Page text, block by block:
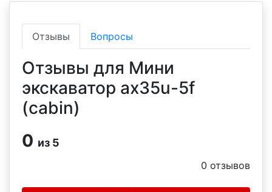
Отзывы Вопросы
Отзывы для Мини
экскаватор ax35u-5f
(cabin)
0 из 5
0 отзывов